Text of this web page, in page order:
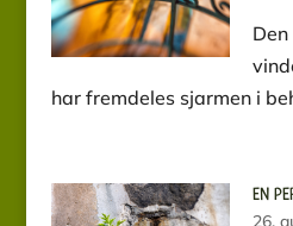
har fremdeles sjarmen i
EN
26.